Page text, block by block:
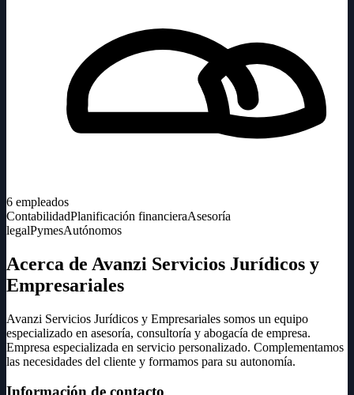
6 empleados
ContabilidadPlanificación financieraAsesoría
legalPymesAutónomos
Acerca de Avanzi Servicios Jurídicos y
Empresariales
Avanzi Servicios Jurídicos y Empresariales somos un equipo
especializado en asesoría, consultoría y abogacía de empresa.
Empresa especializada en servicio personalizado. Complementamos
las necesidades del cliente y formamos para su autonomía.